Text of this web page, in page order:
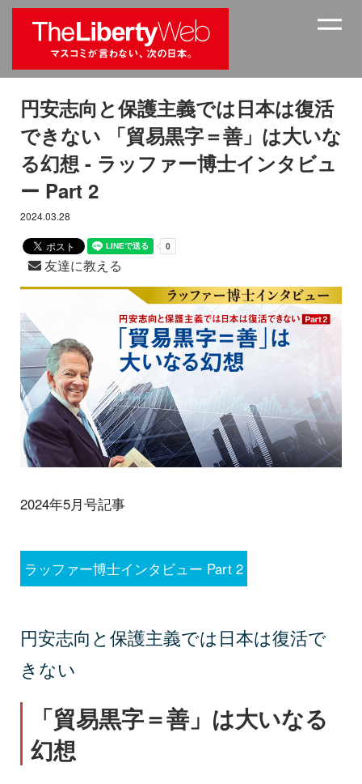
円安志向と保護主義では日本は復活
できない 「貿易黒字＝善」は大いな
る幻想 - ラッファー博士インタビュ
ー Part 2
2024.03.28
友達に教える
2024年5月号記事
ラッファー博士インタビュー Part 2
円安志向と保護主義では日本は復活で
きない
「貿易黒字＝善」は大いなる
幻想